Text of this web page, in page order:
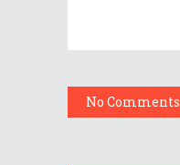
No Comments